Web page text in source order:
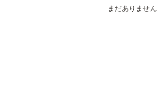
まだありません